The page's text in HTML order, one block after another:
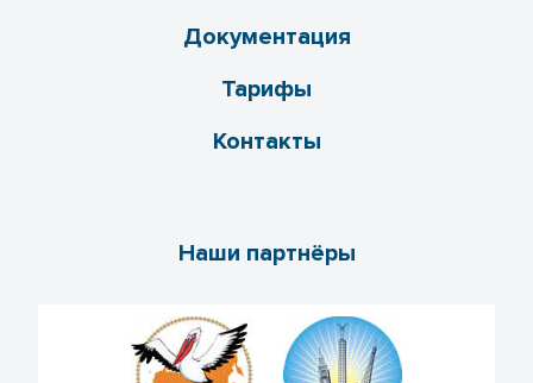
Документация
Тарифы
Контакты
Наши партнёры